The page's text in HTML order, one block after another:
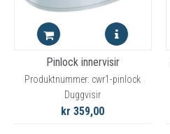
Pinlock innervisir
Produktnummer: cwr1-pinlock
Duggvisir
kr 359,00